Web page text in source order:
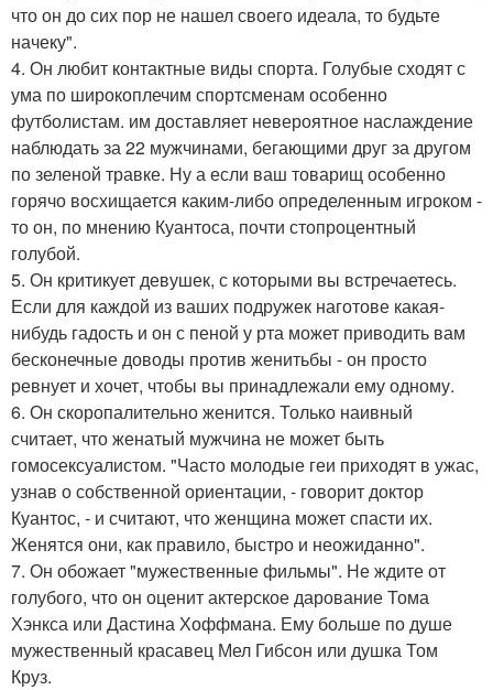
что он до сих пор не нашел своего идеала, то будьте
начеку".
4. Он любит контактные виды спорта. Голубые сходят с
ума по широкоплечим спортсменам особенно
футболистам. им доставляет невероятное наслаждение
наблюдать за 22 мужчинами, бегающими друг за другом
по зеленой травке. Ну а если ваш товарищ особенно
горячо восхищается каким-либо определенным игроком -
то он, по мнению Куантоса, почти стопроцентный
голубой.
5. Он критикует девушек, с которыми вы встречаетесь.
Если для каждой из ваших подружек наготове какая-
нибудь гадость и он с пеной у рта может приводить вам
бесконечные доводы против женитьбы - он просто
ревнует и хочет, чтобы вы принадлежали ему одному.
6. Он скоропалительно женится. Только наивный
считает, что женатый мужчина не может быть
гомосексуалистом. "Часто молодые геи приходят в ужас,
узнав о собственной ориентации, - говорит доктор
Куантос, - и считают, что женщина может спасти их.
Женятся они, как правило, быстро и неожиданно".
7. Он обожает "мужественные фильмы". Не ждите от
голубого, что он оценит актерское дарование Тома
Хэнкса или Дастина Хоффмана. Ему больше по душе
мужественный красавец Мел Гибсон или душка Том
Круз.